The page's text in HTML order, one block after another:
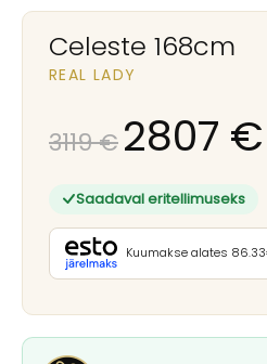
Celeste 168cm
REAL LADY
3119€2807 €
Saadaval eritellimuseks
Kuumakse alates